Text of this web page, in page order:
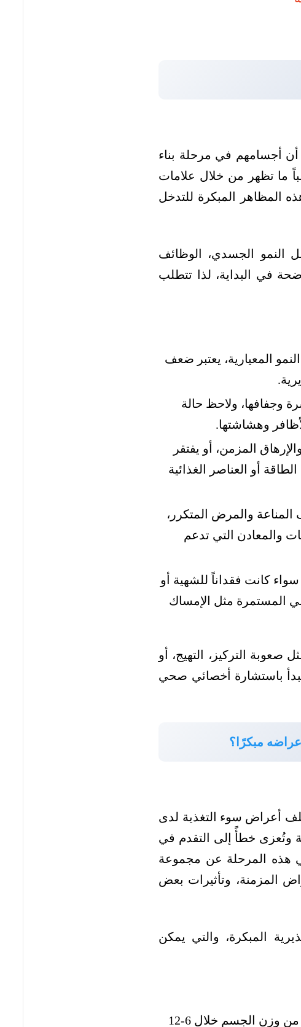
أن أجسامهم في مرحلة بناء
ما تظهر من خلال علامات
المظاهر المبكرة للتدخل
النمو الجسدي، الوظائف
في البداية، لذا تتطلب
المعيارية، يعتبر ضعف
ولاحظ حالة
وهشاشتها.
المزمن، أو يفتقر
أو العناصر الغذائية
والمرض المتكرر،
والمعادن التي تدعم
كانت فقداناً للشهية أو
المستمرة مثل الإمساك
التركيز، التهيج، أو
باستشارة أخصائي صحي
مبكرًا؟
أعراض سوء التغذية لدى
وتُعزى خطأً إلى التقدم في
هذه المرحلة عن مجموعة
المزمنة، وتأثيرات بعض
المبكرة، والتي يمكن
يعتبر من أكثر المؤشرات وضوحًا، فقدان 5% من وزن الجسم خلال 6-12